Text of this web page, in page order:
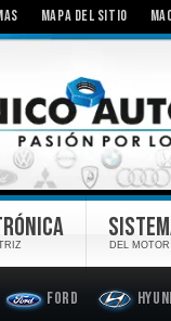
MAPA DEL SITIO
DEL MOTOR
Ford